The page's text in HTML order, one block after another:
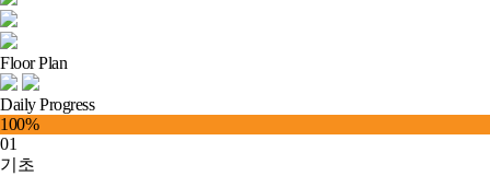
Floor Plan
Daily Progress
100%
01
기초